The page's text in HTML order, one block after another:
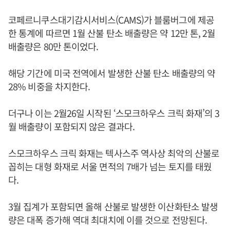
코페르니쿠스대기감시서비스(CAMS)가 블룸버그에 제공
한 통계에 따르면 1월 산불 탄소 배출량은 약 12만 톤, 2월
배출량은 80만 톤이었다.
해당 기간에 미국 전역에서 발생한 산불 탄소 배출량의 약
28% 비중을 차지한다.
더구나 이는 2월26일 시작된 ‘스모크하우스 크릭 화재’의 3
월 배출량이 포함되지 않은 결과다.
스모크하우스 크릭 화재는 텍사스주 역사상 최악의 산불로
꼽히는 대형 화재로 서울 면적의 7배가 넘는 토지를 태웠
다.
3월 집계가 포함되면 올해 산불로 발생한 이산화탄소 발생
량은 대폭 증가해 역대 최대치에 이를 것으로 전망된다.